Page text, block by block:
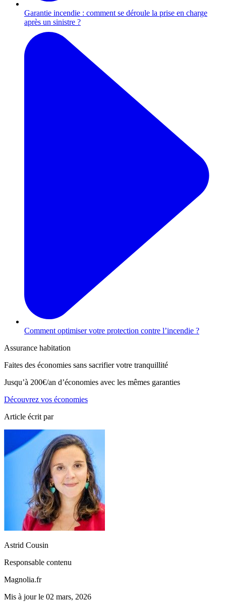
Garantie incendie : comment se déroule la prise en charge
après un sinistre ?
Comment optimiser votre protection contre l’incendie ?
Assurance habitation
Faites des économies sans sacrifier votre tranquillité
Jusqu’à 200€/an d’économies avec les mêmes garanties
Découvrez vos économies
Article écrit par
Astrid Cousin
Responsable contenu
Magnolia.fr
Mis à jour le 02 mars, 2026